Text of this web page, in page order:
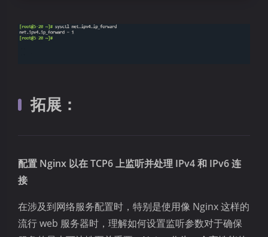
拓展：
配置 Nginx 以在 TCP6 上监听并处理 IPv4 和 IPv6 连
接
在涉及到网络服务配置时，特别是使用像 Nginx 这样的
流行 web 服务器时，理解如何设置监听参数对于确保